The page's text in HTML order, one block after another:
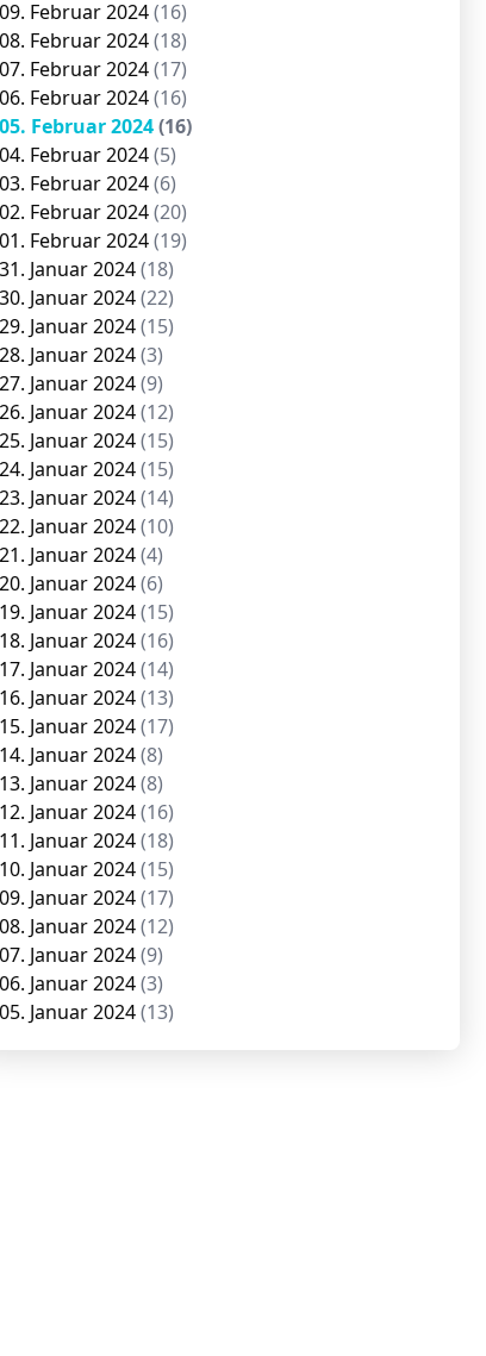
09. Februar 2024(16)
08. Februar 2024(18)
07. Februar 2024(17)
06. Februar 2024(16)
05. Februar 2024(16)
04. Februar 2024(5)
03. Februar 2024(6)
02. Februar 2024(20)
01. Februar 2024(19)
31. Januar 2024(18)
30. Januar 2024(22)
29. Januar 2024(15)
28. Januar 2024(3)
27. Januar 2024(9)
26. Januar 2024(12)
25. Januar 2024(15)
24. Januar 2024(15)
23. Januar 2024(14)
22. Januar 2024(10)
21. Januar 2024(4)
20. Januar 2024(6)
19. Januar 2024(15)
18. Januar 2024(16)
17. Januar 2024(14)
16. Januar 2024(13)
15. Januar 2024(17)
14. Januar 2024(8)
13. Januar 2024(8)
12. Januar 2024(16)
11. Januar 2024(18)
10. Januar 2024(15)
09. Januar 2024(17)
08. Januar 2024(12)
07. Januar 2024(9)
06. Januar 2024(3)
05. Januar 2024(13)